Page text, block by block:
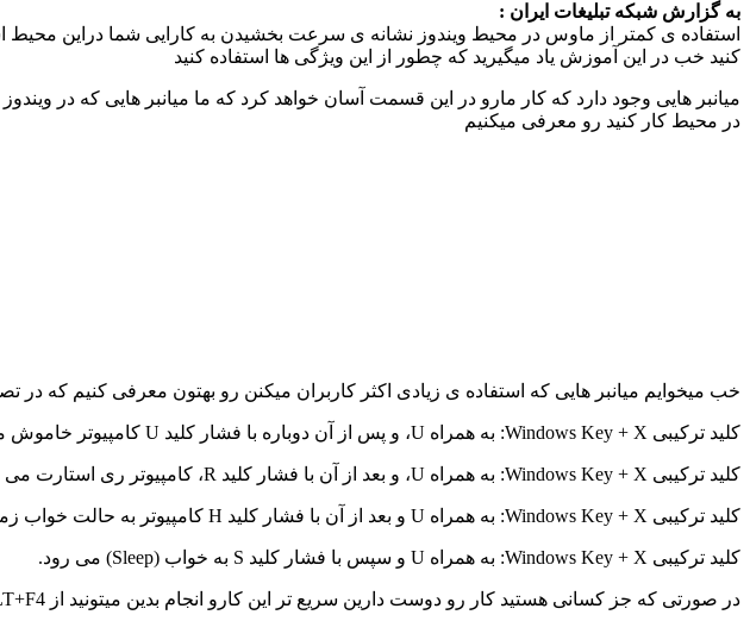
به گزارش شبکه تبلیغات ایران :
استفاده ی کمتر از ماوس در محیط ویندوز نشانه ی سرعت بخشیدن به کارایی شما دراین
کنید خب در این آموزش یاد میگیرید که چطور از این ویژگی ها استفاده کنید
در محیط کار کنید رو معرفی میکنیم
خب میخوایم میانبر هایی که استفاده ی زیادی اکثر کاربران میکنن رو بهتون معرفی کنیم که در
کلید ترکیبی Windows Key + X: به همراه U، و پس از آن دوباره با فشار کلید U کامپیوتر خاموش می شود.
کلید ترکیبی Windows Key + X: به همراه U، و بعد از آن با فشار کلید R، کامپیوتر ری استارت می شود.
کلید ترکیبی Windows Key + X: به همراه U و بعد از آن با فشار کلید H کامپیوتر به حالت خواب زمستانی می رود.
کلید ترکیبی Windows Key + X: به همراه U و سپس با فشار کلید S به خواب (Sleep) می رود.
در صورتی که جز کسانی هستید کار رو دوست دارین سریع تر این کارو انجام بدین میتونید از ALT+F4 استفاده کنید